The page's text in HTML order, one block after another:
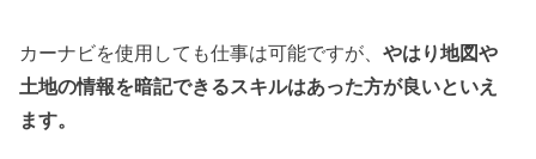
カーナビを使用しても仕事は可能ですが、やはり地図や
土地の情報を暗記できるスキルはあった方が良いといえ
ます。